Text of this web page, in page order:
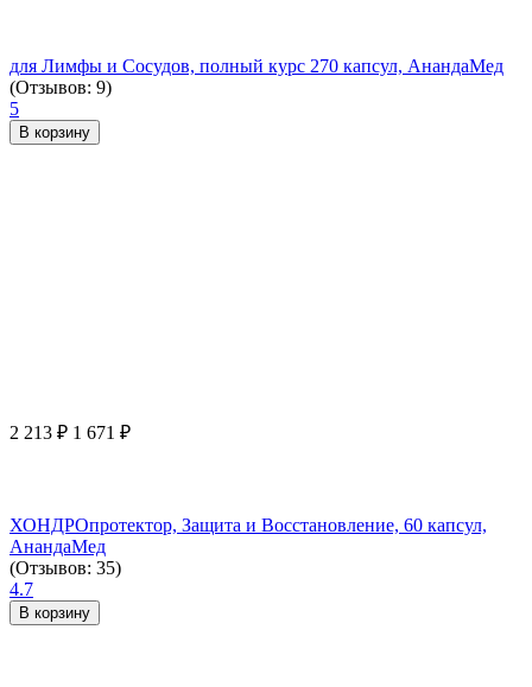
для Лимфы и Сосудов, полный курс 270 капсул, АнандаМед
(Отзывов: 9)
5
В корзину
2 213 ₽ 1 671 ₽
ХОНДРОпротектор, Защита и Восстановление, 60 капсул,
АнандаМед
(Отзывов: 35)
4.7
В корзину